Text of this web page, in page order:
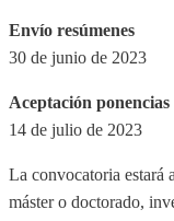
Envío resúmenes
30 de junio de 2023
Aceptación ponencias
14 de julio de 2023
La convocatoria estará
máster o doctorado,